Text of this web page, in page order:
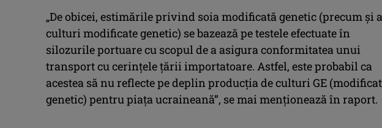
„De obicei, estimările privind soia modificată genetic (precum și
culturi modificate genetic) se bazează pe testele efectuate în
silozurile portuare cu scopul de a asigura conformitatea unui
transport cu cerințele țării importatoare. Astfel, este probabil ca
acestea să nu reflecte pe deplin producția de culturi GE
genetic) pentru piața ucraineană”, se mai menționează în raport.